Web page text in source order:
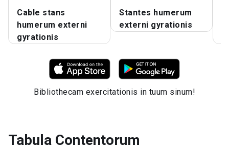
Cable stans
humerum externi
gyrationis
Stantes humerum
externi gyrationis
Bibliothecam exercitationis in tuum sinum!
Tabula Contentorum